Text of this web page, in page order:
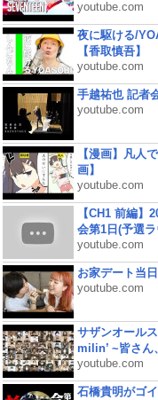
youtube.com
夜に駆ける/
【香取慎吾】
youtube.com
手越祐也 記者
youtube.com
【漫画】凡人
画】
youtube.com
【CH1 前編】
会第1日(予選
youtube.com
お家デート当
youtube.com
サザンオール
milin’ ~皆さん
youtube.com
石橋貴明がゴ